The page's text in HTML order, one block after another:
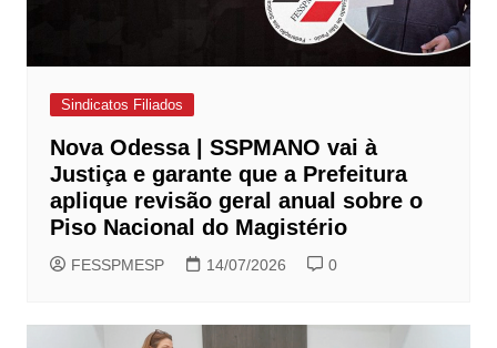
Sindicatos Filiados
Nova Odessa | SSPMANO vai à
Justiça e garante que a Prefeitura
aplique revisão geral anual sobre o
Piso Nacional do Magistério
FESSPMESP 14/07/2026 0